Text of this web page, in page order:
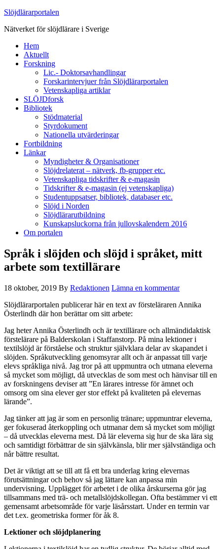
Slöjdlärarportalen
Nätverket för slöjdlärare i Sverige
Hem
Aktuellt
Forskning
Lic.- Doktorsavhandlingar
Forskarintervjuer från Slöjdlärarportalen
Vetenskapliga artiklar
SLÖJDforsk
Bibliotek
Stödmaterial
Styrdokument
Nationella utvärderingar
Fortbildning
Länkar
Myndigheter & Organisationer
Slöjdrelaterat – nätverk, fb-grupper etc.
Vetenskapliga tidskrifter & e-magasin
Tidskrifter & e-magasin (ej vetenskapliga)
Studentuppsatser, bibliotek, databaser etc.
Slöjd i Norden
Slöjdlärarutbildning
Kunskapsluckorna från jullovskalendern 2016
Om portalen
Språk i slöjden och slöjd i språket, mitt
arbete som textillärare
18 oktober, 2019 By Redaktionen Lämna en kommentar
Slöjdlärarportalen publicerar här en text av försteläraren Annika
Österlindh där hon berättar om sitt arbete:
Jag heter Annika Österlindh och är textillärare och allmändidaktisk
förstelärare på Balderskolan i Staffanstorp. På mina lektioner i
textilslöjd är förståelse och struktur självklara delar av skapandet i
slöjden. Språkutveckling genomsyrar allt och är anpassat till varje
elevs språkliga nivå. Jag tror på att uppmuntra och utmana eleverna
så mycket som möjligt, då utvecklas de som mest och hänvisar till en
av forskningens deviser att ”En lärares intresse för ämnet och
omsorg om sina elever ger stor effekt på kvaliteten på elevernas
lärande”.
Jag tänker att jag är som en personlig tränare; uppmuntrar eleverna,
ger fokuserad återkoppling och utmanar dem så mycket som möjligt
– då utvecklas eleverna mest. Då lär eleverna sig hur de ska lära sig
och samtidigt förbättrar de sin självkänsla, blir mer självständiga och
når bättre resultat.
Det är viktigt att se till att få ett bra underlag kring elevernas
förutsättningar och behov så jag lättare kan anpassa min
undervisning. Upplägget för arbetet i de olika årskurserna gör jag
tillsammans med trä- och metallslöjdskollegan. Ofta bestämmer vi ett
gemensamt arbetsområde för varje läsårsstart. Under en termin var
det t.ex. geometriska former för åk 8.
Lektioner och slöjdplanering